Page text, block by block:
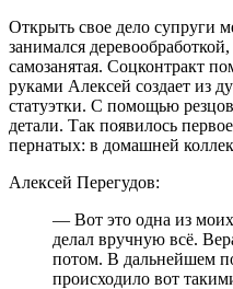
Открыть свое дело супруги
занимался
самозанятая. Соцконтракт
руками Алексей создает из
статуэтки. С помощью
детали. Так появилось
пернатых: в домашней
Алексей Перегудов:
— Вот это одна из
делал вручную всё.
потом. В дальнейшем
происходило вот